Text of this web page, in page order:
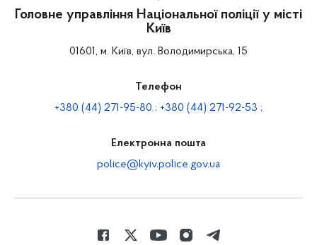
Головне управління Національної поліції у місті
Київ
01601, м. Київ, вул. Володимирська, 15
Телефон
+380 (44) 271-95-80 ; +380 (44) 271-92-53 ;
Електронна пошта
police@kyiv.police.gov.ua